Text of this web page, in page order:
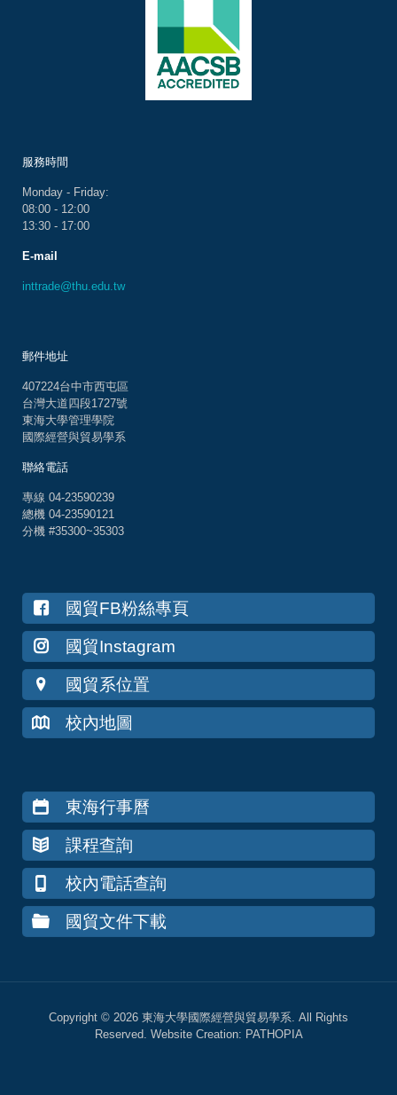
服務時間
Monday - Friday:
08:00 - 12:00
13:30 - 17:00
E-mail
inttrade@thu.edu.tw
郵件地址
407224台中市西屯區
台灣大道四段1727號
東海大學管理學院
國際經營與貿易學系
聯絡電話
專線 04-23590239
總機 04-23590121
分機 #35300~35303
國貿FB粉絲專頁
國貿Instagram
國貿系位置
校內地圖
東海行事曆
課程查詢
校內電話查詢
國貿文件下載
Copyright © 2026 東海大學國際經營與貿易學系. All Rights
Reserved. Website Creation: PATHOPIA